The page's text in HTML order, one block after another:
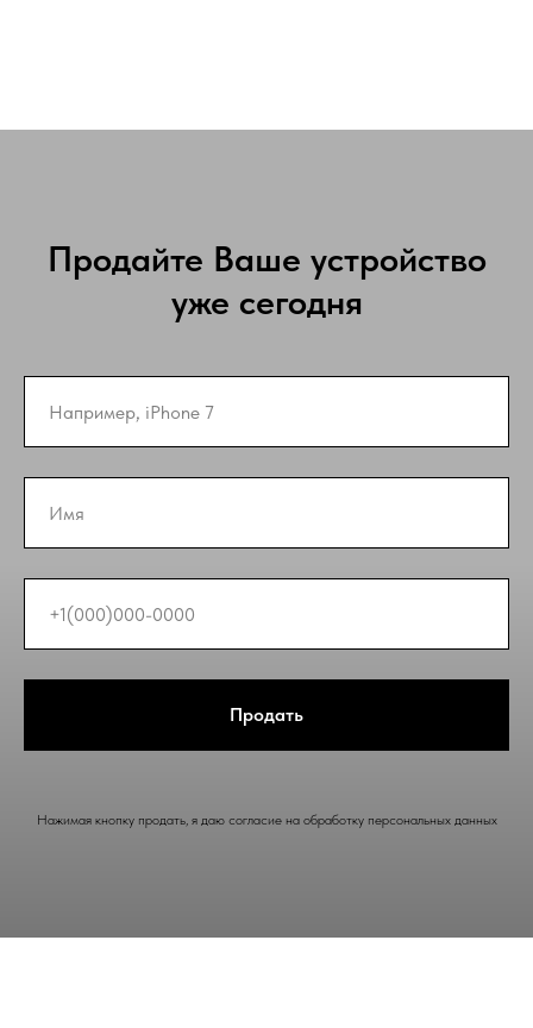
Продайте Ваше устройство
уже сегодня
Продать
Нажимая кнопку продать, я даю согласие на обработку персональных данных